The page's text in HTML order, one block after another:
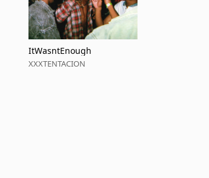
ItWasntEnough
XXXTENTACION